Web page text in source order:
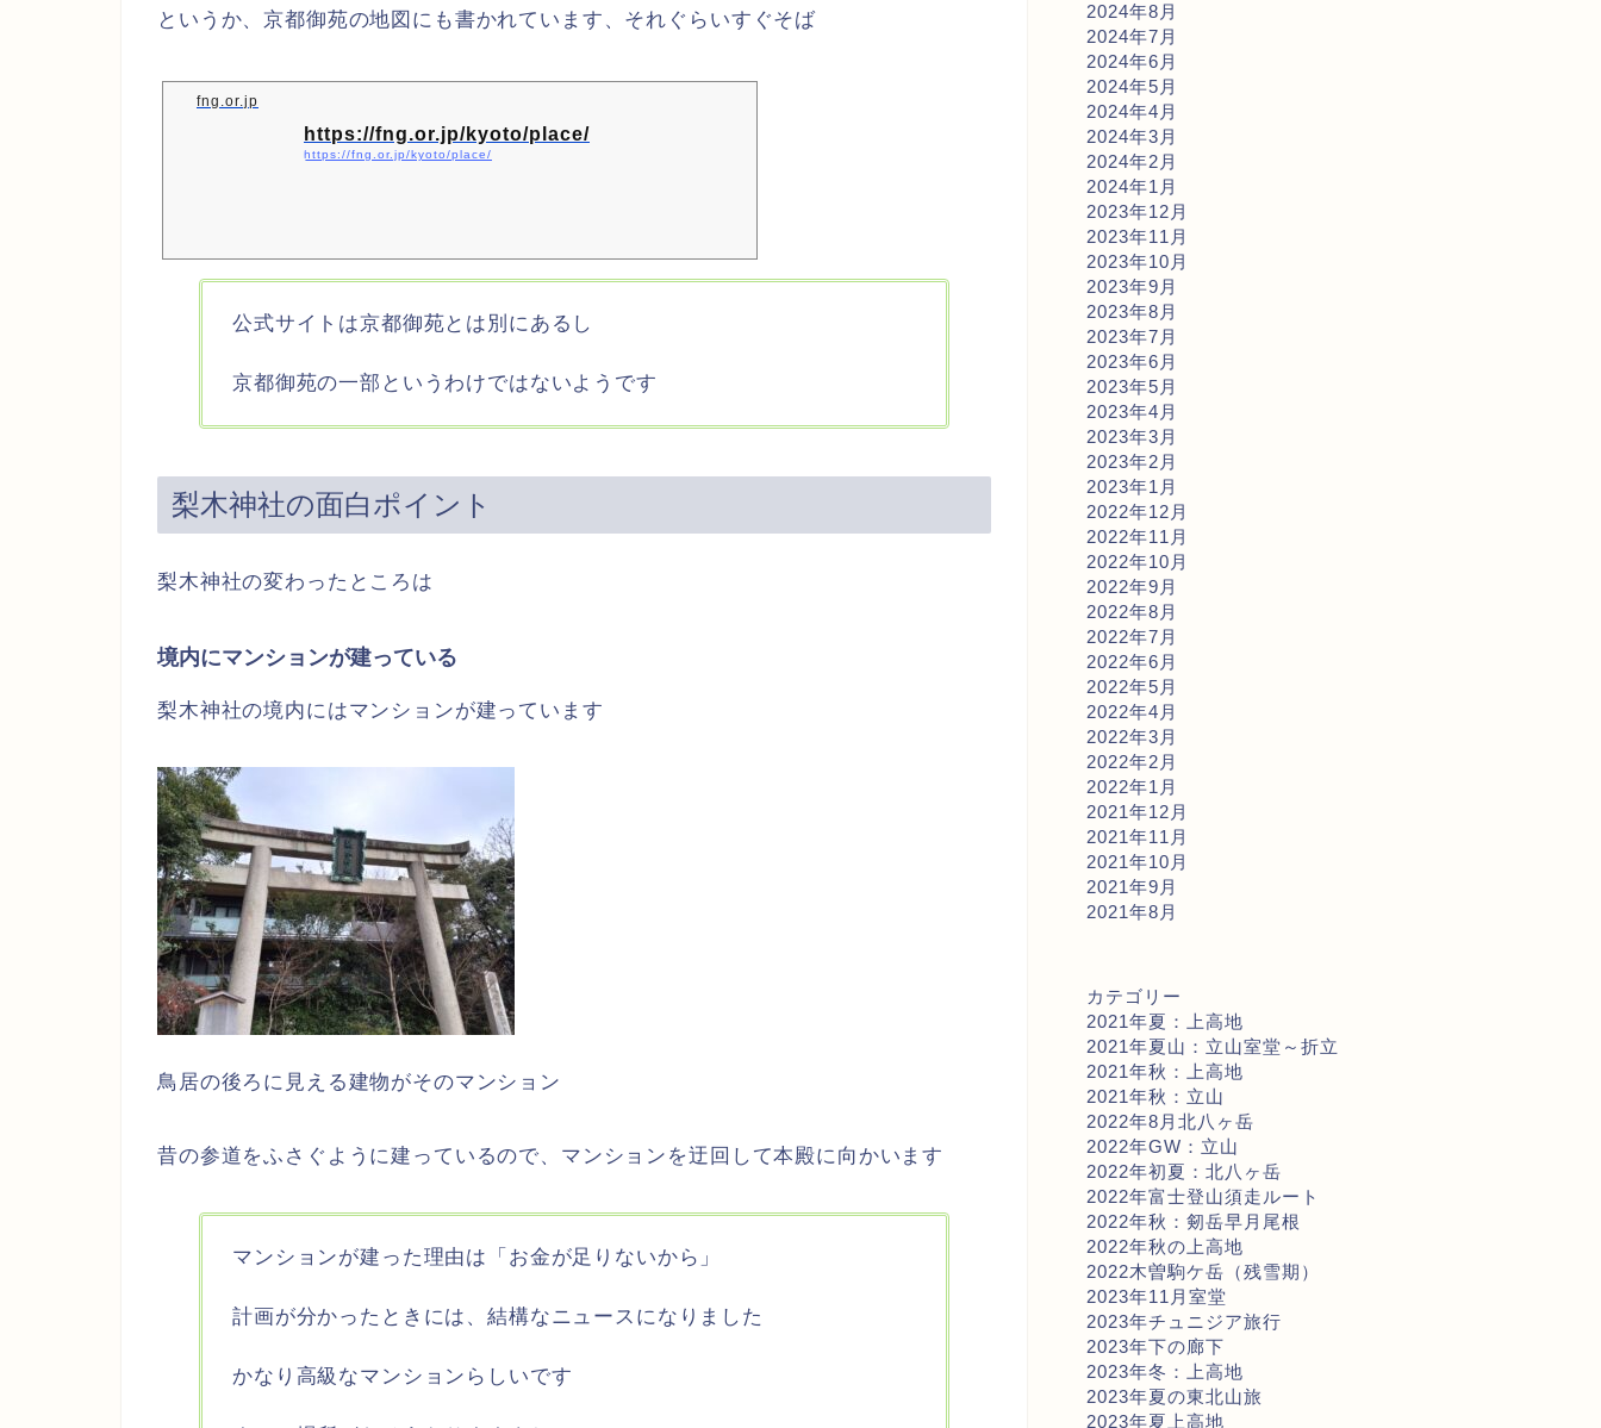
というか、京都御苑の地図にも書かれています、それぐらいすぐそば
fng.or.jp
https://fng.or.jp/kyoto/place/
https://fng.or.jp/kyoto/place/
公式サイトは京都御苑とは別にあるし
京都御苑の一部というわけではないようです
梨木神社の面白ポイント
梨木神社の変わったところは
境内にマンションが建っている
梨木神社の境内にはマンションが建っています
鳥居の後ろに見える建物がそのマンション
昔の参道をふさぐように建っているので、マンションを迂回して本殿に向かいます
マンションが建った理由は「お金が足りないから」
計画が分かったときには、結構なニュースになりました
かなり高級なマンションらしいです
2024年8月
2024年7月
2024年6月
2024年5月
2024年4月
2024年3月
2024年2月
2024年1月
2023年12月
2023年11月
2023年10月
2023年9月
2023年8月
2023年7月
2023年6月
2023年5月
2023年4月
2023年3月
2023年2月
2023年1月
2022年12月
2022年11月
2022年10月
2022年9月
2022年8月
2022年7月
2022年6月
2022年5月
2022年4月
2022年3月
2022年2月
2022年1月
2021年12月
2021年11月
2021年10月
2021年9月
2021年8月
カテゴリー
2021年夏：上高地
2021年夏山：立山室堂～折立
2021年秋：上高地
2021年秋：立山
2022年8月北八ヶ岳
2022年GW：立山
2022年初夏：北八ヶ岳
2022年富士登山須走ルート
2022年秋：剱岳早月尾根
2022年秋の上高地
2022木曽駒ケ岳（残雪期）
2023年11月室堂
2023年チュニジア旅行
2023年下の廊下
2023年冬：上高地
2023年夏の東北山旅
2023年夏上高地